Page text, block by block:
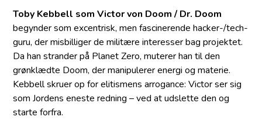
Toby Kebbell som Victor von Doom / Dr. Doom
begynder som excentrisk, men fascinerende hacker-/tech-
guru, der misbilliger de militære interesser bag projektet.
Da han strander på Planet Zero, muterer han til den
grønklædte Doom, der manipulerer energi og materie.
Kebbell skruer op for elitismens arrogance: Victor ser sig
som Jordens eneste redning – ved at udslette den og
starte forfra.